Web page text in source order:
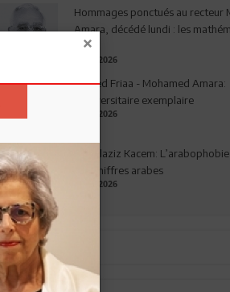
Hommages ponctués au recteur
Amara, décédé lundi : les
deuil
03.08.2026
Ahmed Friaa - Mohamed Amara:
l’Universitaire exemplaire
04.08.2026
Abdelaziz Kacem:
aux chiffres arabes
09.07.2026